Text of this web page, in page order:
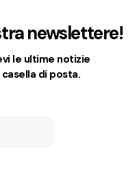
newslettere!
le ultime notizie
di posta.